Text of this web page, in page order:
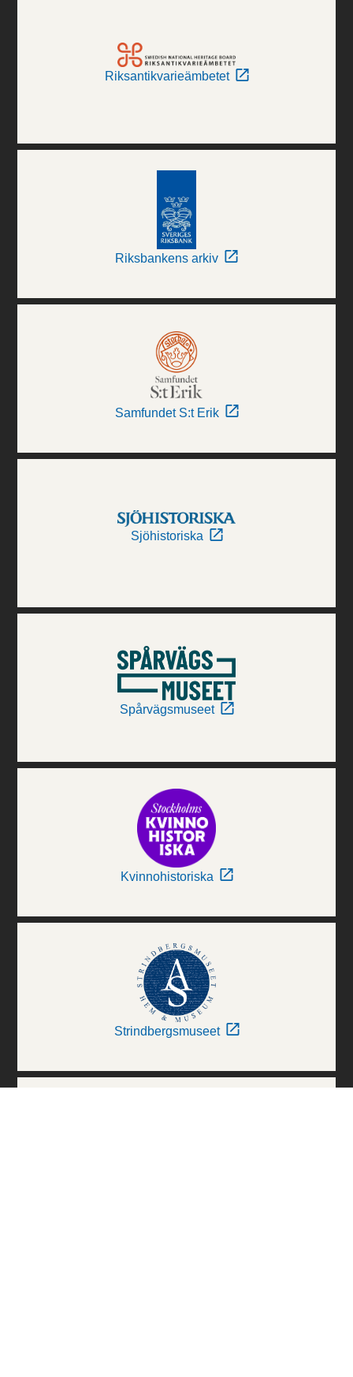
Riksantikvarieämbetet
Riksbankens arkiv
Samfundet S:t Erik
Sjöhistoriska
Spårvägsmuseet
Kvinnohistoriska
Strindbergsmuseet